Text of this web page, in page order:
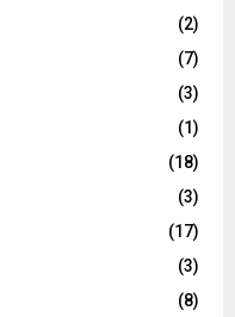
(2)
(7)
(3)
(1)
(18)
(3)
(17)
(3)
(8)